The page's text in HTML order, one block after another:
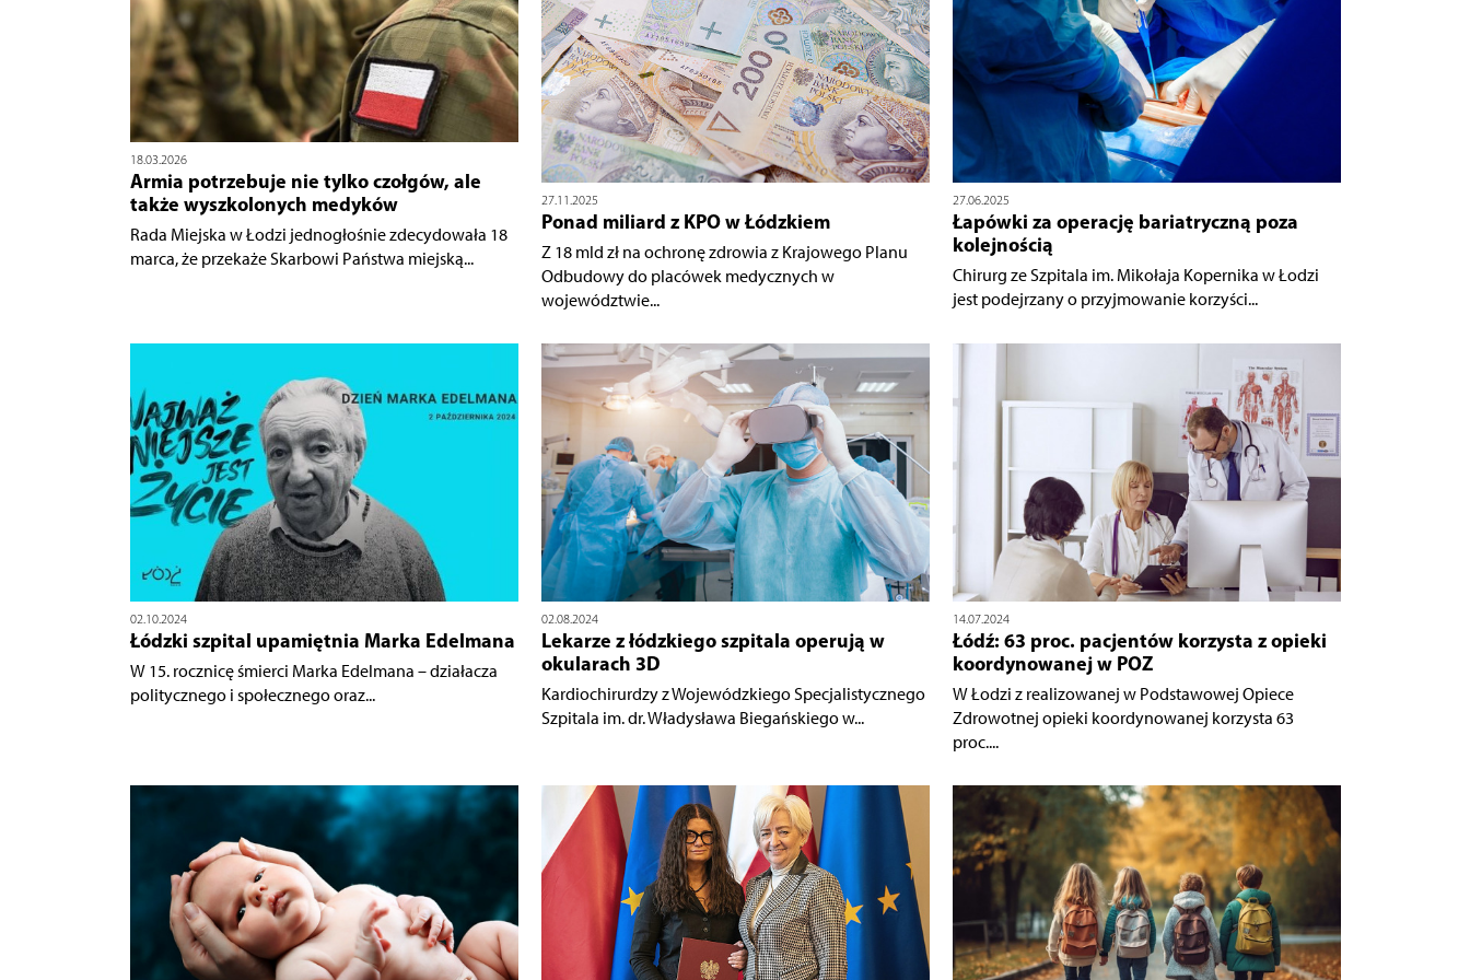
18.03.2026
Armia potrzebuje nie tylko czołgów, ale
także wyszkolonych medyków
Rada Miejska w Łodzi jednogłośnie zdecydowała 18
marca, że przekaże Skarbowi Państwa miejską...
27.11.2025
Ponad miliard z KPO w Łódzkiem
Z 18 mld zł na ochronę zdrowia z Krajowego Planu
Odbudowy do placówek medycznych w
województwie...
27.06.2025
Łapówki za operację bariatryczną poza
kolejnością
Chirurg ze Szpitala im. Mikołaja Kopernika w Łodzi
jest podejrzany o przyjmowanie korzyści...
02.10.2024
Łódzki szpital upamiętnia Marka Edelmana
W 15. rocznicę śmierci Marka Edelmana – działacza
politycznego i społecznego oraz...
02.08.2024
Lekarze z łódzkiego szpitala operują w
okularach 3D
Kardiochirurdzy z Wojewódzkiego Specjalistycznego
Szpitala im. dr. Władysława Biegańskiego w...
14.07.2024
Łódź: 63 proc. pacjentów korzysta z opieki
koordynowanej w POZ
W Łodzi z realizowanej w Podstawowej Opiece
Zdrowotnej opieki koordynowanej korzysta 63
proc....